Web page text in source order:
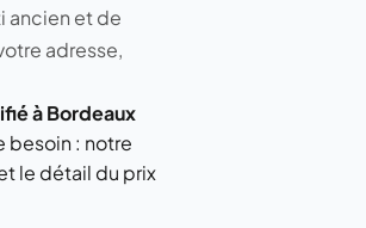
ancien et de
adresse,
à Bordeaux
besoin : notre
le détail du prix